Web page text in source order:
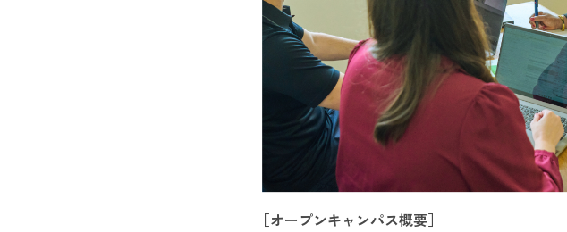
［オープンキャンパス概要］